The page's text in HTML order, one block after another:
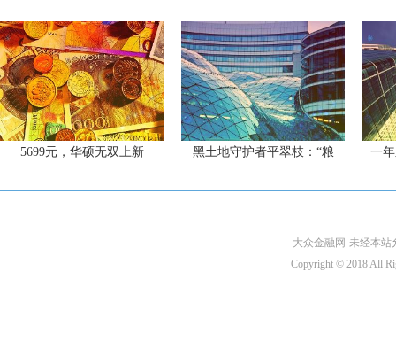
5699元，华硕无双上新 黑土地守护者平翠枝：“粮 一
大众金融网-未经本站
Copyright © 2018 All